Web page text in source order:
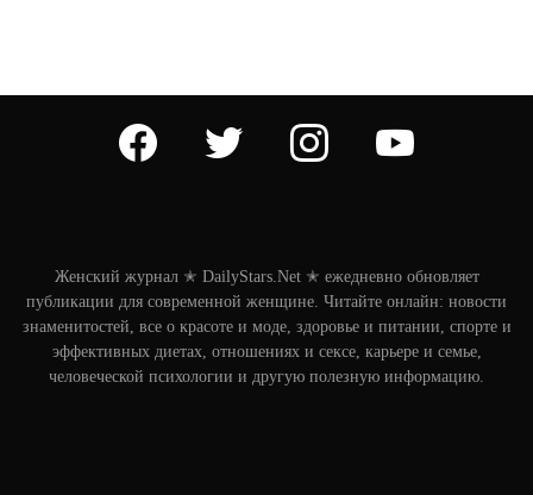
facebook twitter instagram
Женский журнал ✭ DailyStars.Net ✭ ежедневно обновляет
публикации для современной женщине. Читайте онлайн: новости
знаменитостей, все о красоте и моде, здоровье и питании, спорте и
эффективных диетах, отношениях и сексе, карьере и семье,
человеческой психологии и другую полезную информацию.